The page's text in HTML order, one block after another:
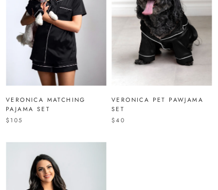
VERONICA MATCHING
PAJAMA SET
$105
VERONICA PET PAWJAMA
SET
$40